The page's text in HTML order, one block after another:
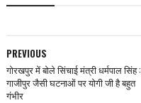
PREVIOUS
गोरखपुर में बोले सिंचाई मंत्री धर्मपाल सिंह :
गाजीपुर जैसी घटनाओं पर योगी जी है बहुत
गंभीर